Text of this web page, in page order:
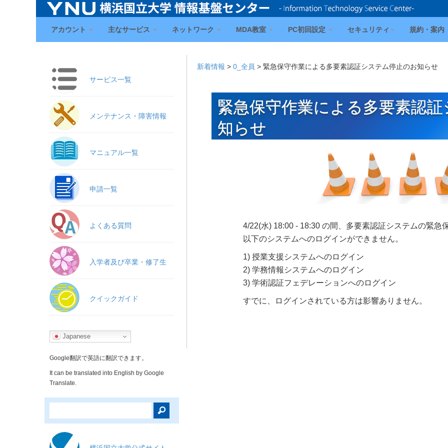
アカウント 主なサービス ネットワーク MDA教室 PC初回設定 セキュリティ 規約・案内
サービス一覧
メンテナンス・障害情報
マニュアル一覧
申請一覧
よくある質問
入学者及び卒業・修了生
クイックガイド
Japanese
Google翻訳で英語に翻訳できます。
It can be translated into English by Google
Translate.
新着情報 >0_全員 > 緊急保守作業による多要素認証システム停止のお知らせ
緊急保守作業による多要素認
知らせ
4/22(水) 18:00 - 18:30 の間、多要素認証システムの緊急
以下のシステムへのログインができません。
1) 授業支援システムへのログイン
2) 学務情報システムへのログイン
3) 学術認証フェデレーションへのログイン
すでに、ログインされている方は影響ありません。